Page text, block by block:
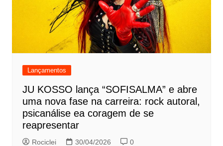
Lançamentos
JU KOSSO lança “SOFISALMA” e abre
uma nova fase na carreira: rock autoral,
psicanálise ea coragem de se
reapresentar
Rociclei 30/04/2026 0